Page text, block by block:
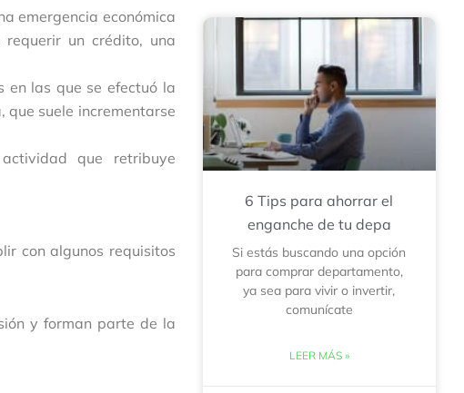
emergencia económica
un crédito, una
en las que se efectuó la
suele incrementarse
que retribuye
con algunos requisitos
y forman parte de la
6 Tips para ahorrar el
enganche de tu depa
Si estás buscando una opción
para comprar departamento,
ya sea para vivir o invertir,
comunícate
LEER MÁS »